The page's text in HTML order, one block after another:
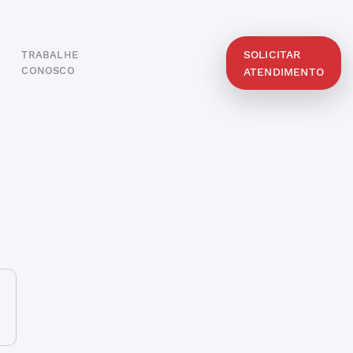
TRABALHE
CONOSCO
SOLICITAR
ATENDIMENTO